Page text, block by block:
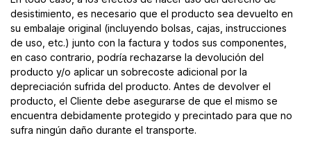
desistimiento, es necesario que el producto sea devuelto en
su embalaje original (incluyendo bolsas, cajas, instrucciones
de uso, etc.) junto con la factura y todos sus componentes,
en caso contrario, podría rechazarse la devolución del
producto y/o aplicar un sobrecoste adicional por la
depreciación sufrida del producto. Antes de devolver el
producto, el Cliente debe asegurarse de que el mismo se
encuentra debidamente protegido y precintado para que no
sufra ningún daño durante el transporte.